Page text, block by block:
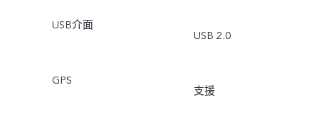
USB介面
USB 2.0
GPS
支援